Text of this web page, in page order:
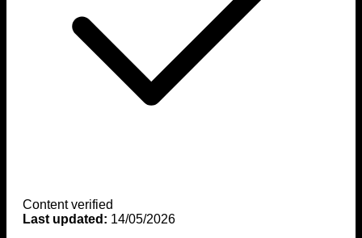
Content verified
Last updated: 14/05/2026